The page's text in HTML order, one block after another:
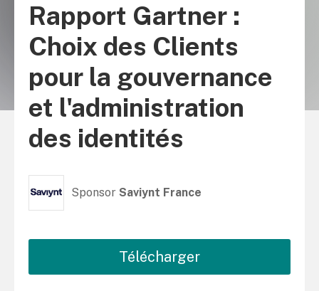
Rapport Gartner :
Choix des Clients
pour la gouvernance
et l'administration
des identités
Sponsor Saviynt France
Télécharger